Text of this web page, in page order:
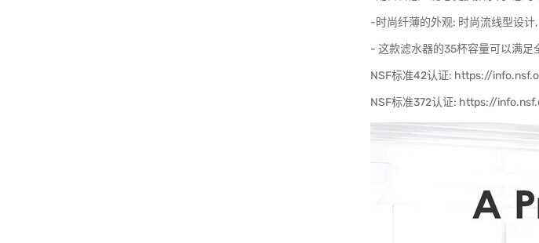
-时尚纤薄的外观: 时尚流线型设计
- 这款滤水器的35杯容量可以满足
NSF标准42认证: https://
NSF标准372认证: https://